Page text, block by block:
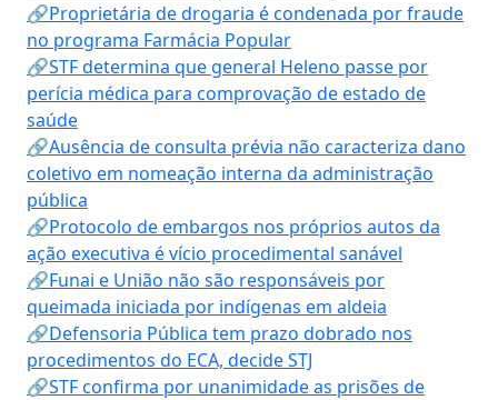
🔗Proprietária de drogaria é condenada por fraude
no programa Farmácia Popular
🔗STF determina que general Heleno passe por
perícia médica para comprovação de estado de
saúde
🔗Ausência de consulta prévia não caracteriza dano
coletivo em nomeação interna da administração
pública
🔗Protocolo de embargos nos próprios autos da
ação executiva é vício procedimental sanável
🔗Funai e União não são responsáveis por
queimada iniciada por indígenas em aldeia
🔗Defensoria Pública tem prazo dobrado nos
procedimentos do ECA, decide STJ
🔗STF confirma por unanimidade as prisões de